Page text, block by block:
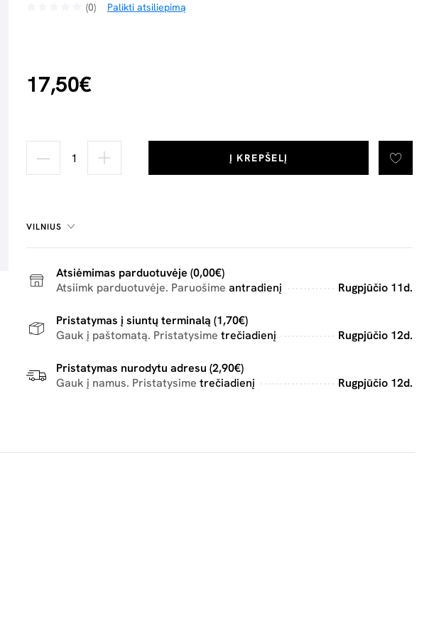
(0) Palikti atsiliepimą
17,50€
Į KREPŠELĮ
VILNIUS
Atsiėmimas parduotuvėje (0,00€)
Atsiimk parduotuvėje. Paruošime antradienį Rugpjūčio 11d.
Pristatymas į siuntų terminalą (1,70€)
Gauk į paštomatą. Pristatysime trečiadienį Rugpjūčio 12d.
Pristatymas nurodytu adresu (2,90€)
Gauk į namus. Pristatysime trečiadienį Rugpjūčio 12d.